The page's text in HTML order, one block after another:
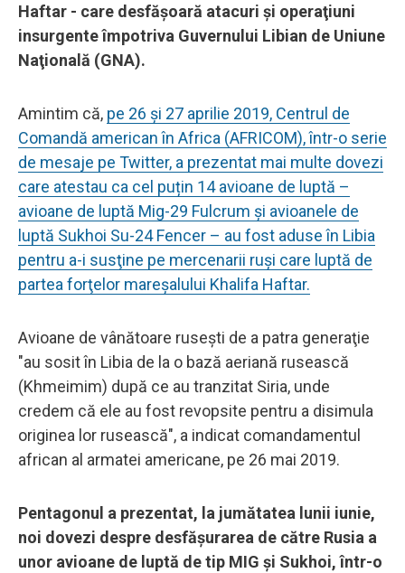
Haftar - care desfăşoară atacuri şi operaţiuni
insurgente împotriva Guvernului Libian de Uniune
Naţională (GNA).
Amintim că, pe 26 şi 27 aprilie 2019, Centrul de
Comandă american în Africa (AFRICOM), într-o serie
de mesaje pe Twitter, a prezentat mai multe dovezi
care atestau ca cel puțin 14 avioane de luptă –
avioane de luptă Mig-29 Fulcrum și avioanele de
luptă Sukhoi Su-24 Fencer – au fost aduse în Libia
pentru a-i susţine pe mercenarii ruşi care luptă de
partea forţelor mareşalului Khalifa Haftar.
Avioane de vânătoare ruseşti de a patra generaţie
"au sosit în Libia de la o bază aeriană rusească
(Khmeimim) după ce au tranzitat Siria, unde
credem că ele au fost revopsite pentru a disimula
originea lor rusească", a indicat comandamentul
african al armatei americane, pe 26 mai 2019.
Pentagonul a prezentat, la jumătatea lunii iunie,
noi dovezi despre desfăşurarea de către Rusia a
unor avioane de luptă de tip MIG şi Sukhoi, într-o